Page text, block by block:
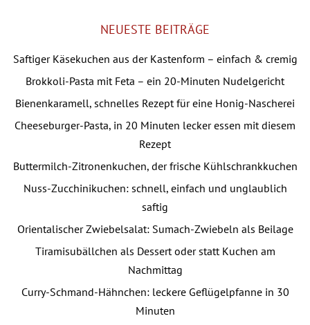
NEUESTE BEITRÄGE
Saftiger Käsekuchen aus der Kastenform – einfach & cremig
Brokkoli-Pasta mit Feta – ein 20-Minuten Nudelgericht
Bienenkaramell, schnelles Rezept für eine Honig-Nascherei
Cheeseburger-Pasta, in 20 Minuten lecker essen mit diesem
Rezept
Buttermilch-Zitronenkuchen, der frische Kühlschrankkuchen
Nuss-Zucchinikuchen: schnell, einfach und unglaublich
saftig
Orientalischer Zwiebelsalat: Sumach-Zwiebeln als Beilage
Tiramisubällchen als Dessert oder statt Kuchen am
Nachmittag
Curry-Schmand-Hähnchen: leckere Geflügelpfanne in 30
Minuten